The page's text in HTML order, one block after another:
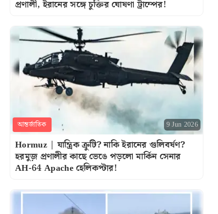
প্রণালী, ইরানের সঙ্গে চুক্তির ঘোষণা ট্রাম্পের!
আন্তর্জাতিক 9 Jun 2026
Hormuz | যান্ত্রিক ক্রুটি? নাকি ইরানের গুলিবর্ষণ?
হরমুজ় প্রণালীর কাছে ভেঙে পড়লো মার্কিন সেনার
AH-64 Apache হেলিকপ্টার!